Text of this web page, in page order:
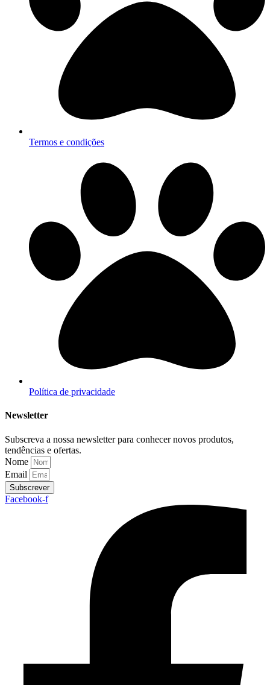
Termos e condições
Política de privacidade
Newsletter
Subscreva a nossa newsletter para conhecer novos produtos,
tendências e ofertas.
Nome
Email
Subscrever
Facebook-f